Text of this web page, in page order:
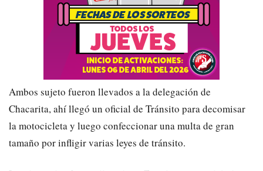
Ambos sujeto fueron llevados a la delegación de
Chacarita, ahí llegó un oficial de Tránsito para decomisar
la motocicleta y luego confeccionar una multa de gran
tamaño por infligir varias leyes de tránsito.